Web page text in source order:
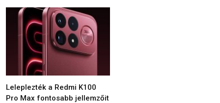
Leleplezték a Redmi K100
Pro Max fontosabb jellemzőit